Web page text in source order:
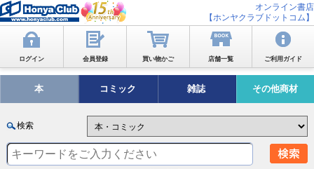
オンライン書店
【ホンヤクラブドットコム】
ログイン 会員登録 買い物かご 店舗一覧 ご利用ガイド
本 コミック 雑誌 その他商材
検索